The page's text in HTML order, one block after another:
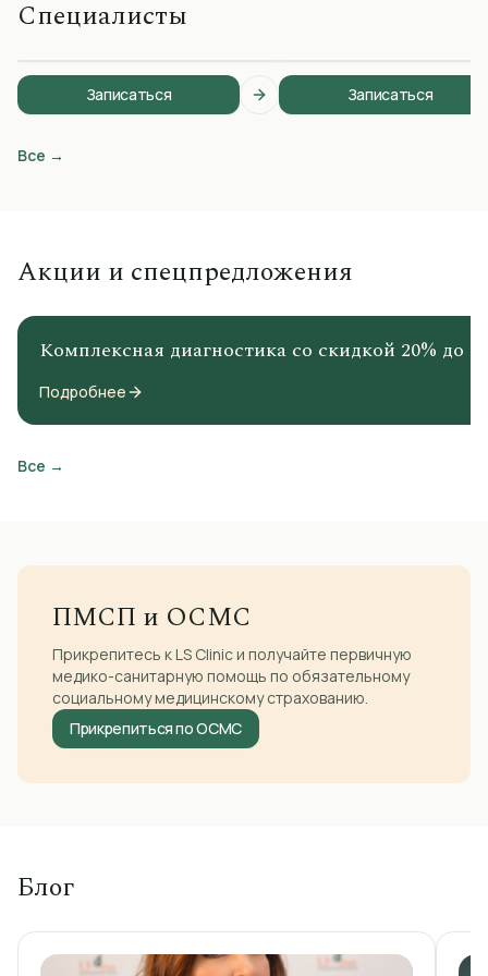
Специалисты
Уалихановна
Врач УЗИ, радиолог
Записаться Записаться
Все →
Акции и спецпредложения
Комплексная диагностика со скидкой 20% до
Подробнее
Все →
ПМСП и ОСМС
Прикрепитесь к LS Clinic и получайте первичную
медико-санитарную помощь по обязательному
социальному медицинскому страхованию.
Прикрепиться по ОСМС
Блог